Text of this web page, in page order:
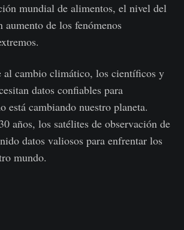
mundial de alimentos, el nivel del
aumento de los fenómenos
al cambio climático, los científicos y
datos confiables para
está cambiando nuestro planeta.
años, los satélites de observación de
datos valiosos para enfrentar los
mundo.